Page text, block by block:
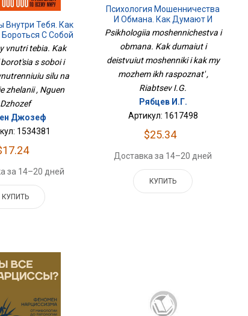
Внутри Тебя. Как
Бороться С Собой
Внутреннюю
Исполнение
vnutri tebia. Kak
s soboi i
silu na
zhelanii , Nguen
Dzhozef
Джозеф
1534381
за 14–20 дней
КУПИТЬ
Психология Мошенничества
И Обмана. Как Думают И
Действуют Мошенники И Как
Мы Можем Их Распознать
Psikhologiia moshennichestva i
obmana. Kak dumaiut i
deistvuiut moshenniki i kak my
mozhem ikh raspoznat' ,
Riabtsev I.G.
Рябцев И.Г.
Артикул: 1617498
$25.34
Доставка за 14–20 дней
КУПИТЬ